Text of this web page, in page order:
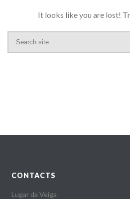
It looks like you are lost!
CONTACTS
Lugar da Veiga